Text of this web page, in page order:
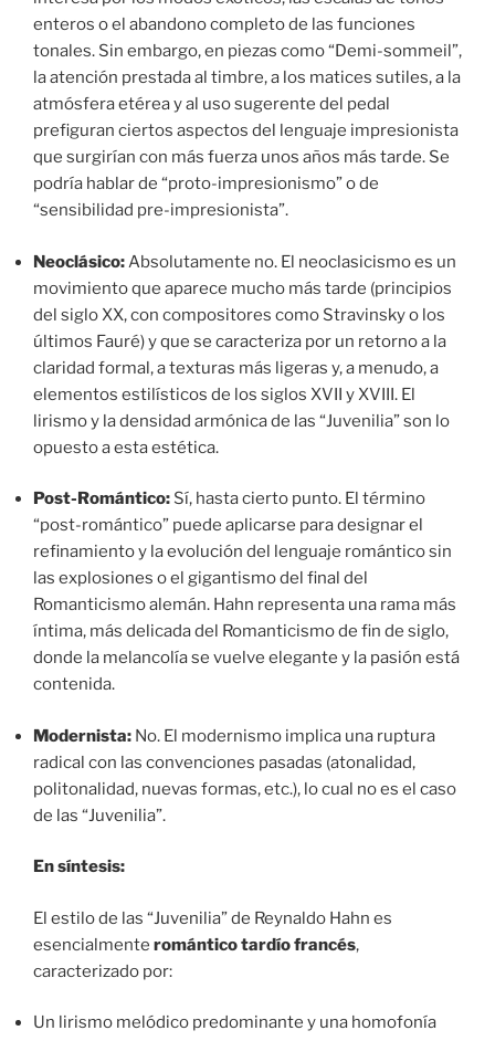
enteros o el abandono completo de las funciones
tonales. Sin embargo, en piezas como “Demi-sommeil”,
la atención prestada al timbre, a los matices sutiles, a la
atmósfera etérea y al uso sugerente del pedal
prefiguran ciertos aspectos del lenguaje impresionista
que surgirían con más fuerza unos años más tarde. Se
podría hablar de “proto-impresionismo” o de
“sensibilidad pre-impresionista”.
Neoclásico:Absolutamente no. El neoclasicismo es un
movimiento que aparece mucho más tarde (principios
del siglo XX, con compositores como Stravinsky o los
últimos Fauré) y que se caracteriza por un retorno a la
claridad formal, a texturas más ligeras y, a menudo, a
elementos estilísticos de los siglos XVII y XVIII. El
lirismo y la densidad armónica de las “Juvenilia” son lo
opuesto a esta estética.
Post-Romántico: Sí, hasta cierto punto. El término
“post-romántico” puede aplicarse para designar el
refinamiento y la evolución del lenguaje romántico sin
las explosiones o el gigantismo del final del
Romanticismo alemán. Hahn representa una rama más
íntima, más delicada del Romanticismo de fin de siglo,
donde la melancolía se vuelve elegante y la pasión está
contenida.
Modernista: No. El modernismo implica una ruptura
radical con las convenciones pasadas (atonalidad,
politonalidad, nuevas formas, etc.), lo cual no es el caso
de las “Juvenilia”.
En síntesis:
El estilo de las “Juvenilia” de Reynaldo Hahn es
esencialmente romántico tardío francés,
caracterizado por:
Un lirismo melódico predominante y una homofonía